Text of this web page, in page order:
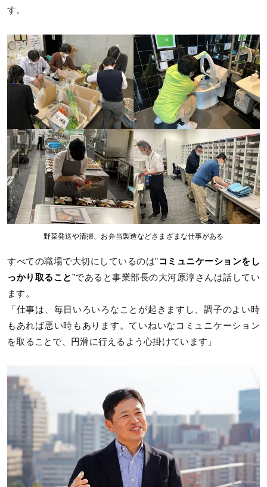
す。
野菜発送や清掃、お弁当製造などさまざまな仕事がある
すべての職場で大切にしているのは”コミュニケーションをし
っかり取ること”であると事業部長の大河原淳さんは話してい
ます。
「仕事は、毎日いろいろなことが起きますし、調子のよい時
もあれば悪い時もあります。ていねいなコミュニケーション
を取ることで、円滑に行えるよう心掛けています」